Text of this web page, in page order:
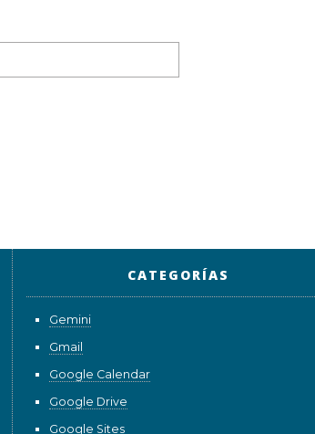
CATEGORÍAS
Gemini
Gmail
Google Calendar
Google Drive
Google Sites